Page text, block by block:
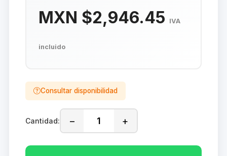
MXN $2,946.45 IVA
incluido
Consultar disponibilidad
Cantidad: − +